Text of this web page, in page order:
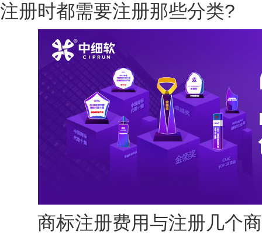
注册时都需要注册那些分类?
商标注册费用与注册几个商